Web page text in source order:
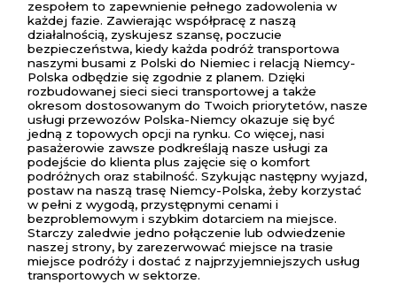
zespołem to zapewnienie pełnego zadowolenia w
każdej fazie. Zawierając współpracę z naszą
działalnością, zyskujesz szansę, poczucie
bezpieczeństwa, kiedy każda podróż transportowa
naszymi busami z Polski do Niemiec i relacją Niemcy-
Polska odbędzie się zgodnie z planem. Dzięki
rozbudowanej sieci sieci transportowej a także
okresom dostosowanym do Twoich priorytetów, nasze
usługi przewozów Polska-Niemcy okazuje się być
jedną z topowych opcji na rynku. Co więcej, nasi
pasażerowie zawsze podkreślają nasze usługi za
podejście do klienta plus zajęcie się o komfort
podróżnych oraz stabilność. Szykując następny wyjazd,
postaw na naszą trasę Niemcy-Polska, żeby korzystać
w pełni z wygodą, przystępnymi cenami i
bezproblemowym i szybkim dotarciem na miejsce.
Starczy zaledwie jedno połączenie lub odwiedzenie
naszej strony, by zarezerwować miejsce na trasie
miejsce podróży i dostać z najprzyjemniejszych usług
transportowych w sektorze.